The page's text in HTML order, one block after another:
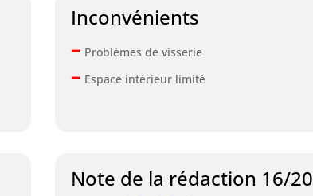
Inconvénients
– Problèmes de visserie
– Espace intérieur limité
Note de la rédaction 16/20